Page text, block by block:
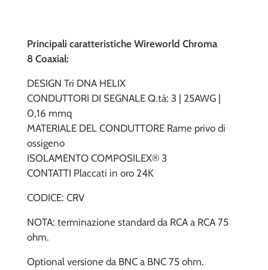
Principali caratteristiche Wireworld Chroma
8 Coaxial:
DESIGN Tri DNA HELIX
CONDUTTORI DI SEGNALE Q.tà: 3 | 25AWG |
0,16 mmq
MATERIALE DEL CONDUTTORE Rame privo di
ossigeno
ISOLAMENTO COMPOSILEX® 3
CONTATTI Placcati in oro 24K
CODICE: CRV
NOTA: terminazione standard da RCA a RCA 75
ohm.
Optional versione da BNC a BNC 75 ohm.